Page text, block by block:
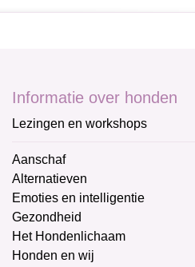
Informatie over honden
Lezingen en workshops
Aanschaf
Alternatieven
Emoties en intelligentie
Gezondheid
Het Hondenlichaam
Honden en wij